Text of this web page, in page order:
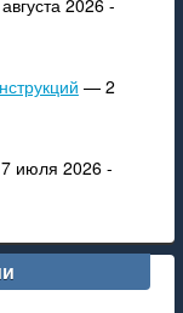
2026 -
— 2
июля 2026 -